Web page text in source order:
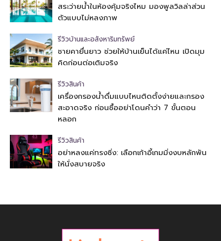
สระว่ายน้ำในห้องคุ้มจริงไหม มองพูลวิลล่าส่วน
ตัวแบบไม่หลงภาพ
รีวิวบ้านและอสังหาริมทรัพย์
ชายคายื่นยาว ช่วยให้บ้านเย็นได้แค่ไหน เปิดมุม
คิดก่อนต่อเติมจริง
รีวิวสินค้า
เครื่องกรองน้ำดื่มแบบไหนติดตั้งง่ายและกรอง
สะอาดจริง ก่อนซื้ออย่าโดนคำว่า 7 ขั้นตอน
หลอก
รีวิวสินค้า
อย่าหลงแค่ทรงซิ่ง: เลือกเก้าอี้เกมมิ่งงบหลักพัน
ให้นั่งสบายจริง